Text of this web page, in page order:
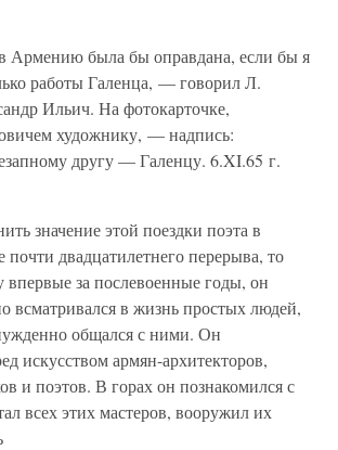
Армению была бы оправдана, если бы я
работы Галенца, — говорил Л.
Ильич. На фотокарточке,
художнику, — надпись:
другу — Галенцу. 6.XI.65 г.
значение этой поездки поэта в
двадцатилетнего перерыва, то
впервые за послевоенные годы, он
всматривался в жизнь простых людей,
общался с ними. Он
искусством армян-архитекторов,
и поэтов. В горах он познакомился с
всех этих мастеров, вооружил их